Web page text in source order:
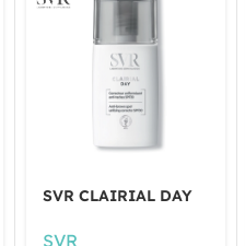
SVR CLAIRIAL DAY
SVR